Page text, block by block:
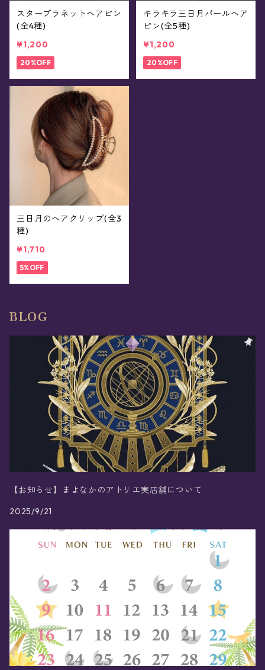
スタープラネットヘアピン
(全4種)
¥1,200
20%OFF
キラキラ三日月パールヘア
ピン(全5種)
¥1,200
20%OFF
三日月のヘアクリップ(全3
種)
¥1,710
5%OFF
BLOG
【お知らせ】まよなかのアトリエ実店舗について
2025/9/21